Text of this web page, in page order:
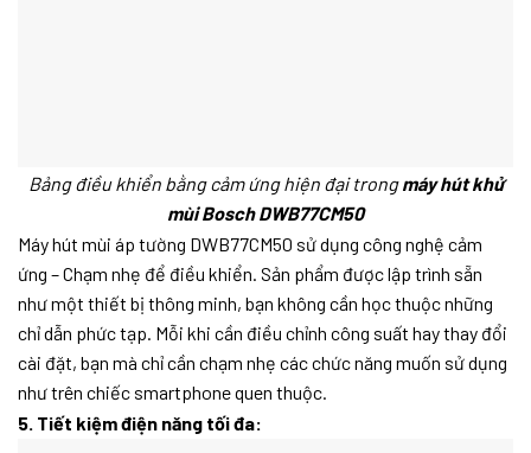
Bảng điều khiển bằng cảm ứng hiện đại trongmáy hút khử
mùi Bosch DWB77CM50
Máy hút mùi áp tường DWB77CM50 sử dụng công nghệ cảm
ứng – Chạm nhẹ để điều khiển. Sản phẩm được lập trình sẵn
như một thiết bị thông minh, bạn không cần học thuộc những
chỉ dẫn phức tạp. Mỗi khi cần điều chỉnh công suất hay thay đổi
cài đặt, bạn mà chỉ cần chạm nhẹ các chức năng muốn sử dụng
như trên chiếc smartphone quen thuộc.
5. Tiết kiệm điện năng tối đa: